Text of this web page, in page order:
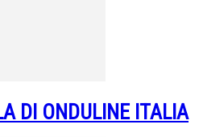
DI ONDULINE ITALIA